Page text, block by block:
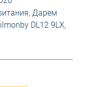
Дарем
DL12 9LX,